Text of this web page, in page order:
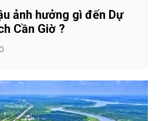
ảnh hưởng gì đến Dự
Cần Giờ ?